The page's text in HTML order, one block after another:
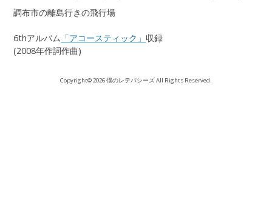
調布市の離島行きの飛行場
6thアルバム 「アコースティック」 収録
(2008年作詞作曲)
Copyright© 2026 僕のレテパシーズ All Rights Reserved.